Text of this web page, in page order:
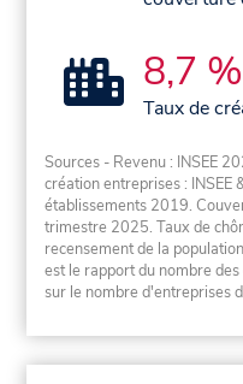
8,7 %
Taux de
Sources - Revenu : INSEE
création entreprises :
établissements 2019.
trimestre 2025. Taux de
recensement de la
est le rapport du nombre
sur le nombre d'entreprises